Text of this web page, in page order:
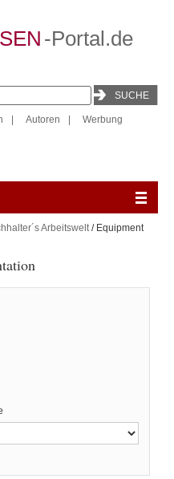
-Portal.de
Autoren Werbung
Arbeitswelt/ Equipment